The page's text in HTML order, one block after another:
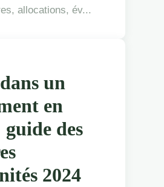
allocations, év...
un
en
des
2024